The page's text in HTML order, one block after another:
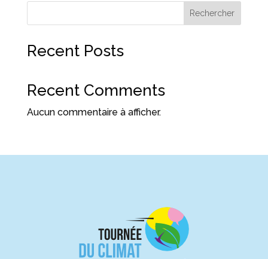
Rechercher
Recent Posts
Recent Comments
Aucun commentaire à afficher.